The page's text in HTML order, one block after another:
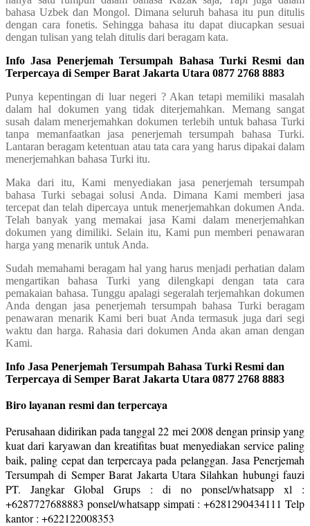
bahasa Uzbek dan Mongol. Dimana seluruh bahasa itu pun ditulis
dengan cara fonetis. Sehingga bahasa itu dapat diucapkan sesuai
dengan tulisan yang telah ditulis dari beragam kata.
Info Jasa Penerjemah Tersumpah Bahasa Turki Resmi dan
Terpercaya di Semper Barat Jakarta Utara 0877 2768 8883
Punya kepentingan di luar negeri ? Akan tetapi memiliki masalah
dalam hal dokumen yang tidak diterjemahkan. Memang sangat
susah dalam menerjemahkan dokumen terlebih untuk bahasa Turki
tanpa memanfaatkan jasa penerjemah tersumpah bahasa Turki.
Lantaran beragam ketentuan atau tata cara yang harus dipakai dalam
menerjemahkan bahasa Turki itu.
Maka dari itu, Kami menyediakan jasa penerjemah tersumpah
bahasa Turki sebagai solusi Anda. Dimana Kami memberi jasa
tercepat dan telah dipercaya untuk menerjemahkan dokumen Anda.
Telah banyak yang memakai jasa Kami dalam menerjemahkan
dokumen yang dimiliki. Selain itu, Kami pun memberi penawaran
harga yang menarik untuk Anda.
Sudah memahami beragam hal yang harus menjadi perhatian dalam
mengartikan bahasa Turki yang dilengkapi dengan tata cara
pemakaian bahasa. Tunggu apalagi segeralah terjemahkan dokumen
Anda dengan jasa penerjemah tersumpah bahasa Turki beragam
penawaran menarik Kami beri buat Anda termasuk juga dari segi
waktu dan harga. Rahasia dari dokumen Anda akan aman dengan
Kami.
Info Jasa Penerjemah Tersumpah Bahasa Turki Resmi dan
Terpercaya di Semper Barat Jakarta Utara 0877 2768 8883
Biro layanan resmi dan terpercaya
Perusahaan didirikan pada tanggal 22 mei 2008 dengan prinsip yang
kuat dari karyawan dan kreatifitas buat menyediakan service paling
baik, paling cepat dan terpercaya pada pelanggan. Jasa Penerjemah
Tersumpah di Semper Barat Jakarta Utara Silahkan hubungi fauzi
PT. Jangkar Global Grups : di no ponsel/whatsapp xl :
+6287727688883 ponsel/whatsapp simpati : +6281290434111 Telp
kantor : +622122008353